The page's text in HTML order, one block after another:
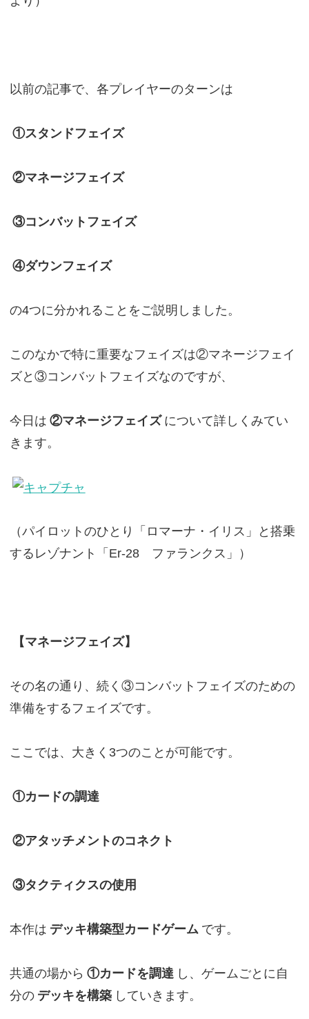
以前の記事で、各プレイヤーのターンは
①スタンドフェイズ
②マネージフェイズ
③コンバットフェイズ
④ダウンフェイズ
の4つに分かれることをご説明しました。
このなかで特に重要なフェイズは②マネージフェイ
ズと③コンバットフェイズなのですが、
今日は ②マネージフェイズ について詳しくみてい
きます。
（パイロットのひとり「ロマーナ・イリス」と搭乗
するレゾナント「Er-28 ファランクス」）
【マネージフェイズ】
その名の通り、続く③コンバットフェイズのための
準備をするフェイズです。
ここでは、大きく3つのことが可能です。
①カードの調達
②アタッチメントのコネクト
③タクティクスの使用
本作は デッキ構築型カードゲーム です。
共通の場から ①カードを調達 し、ゲームごとに自
分の デッキを構築 していきます。